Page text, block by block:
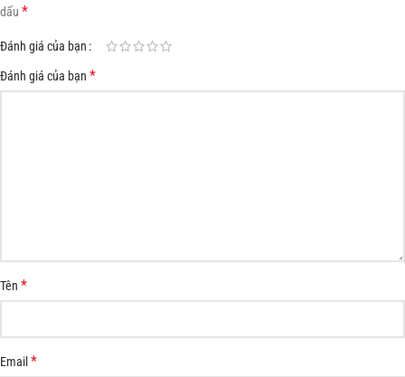
dấu *
Đánh giá của bạn
Đánh giá của bạn *
Tên *
Email*